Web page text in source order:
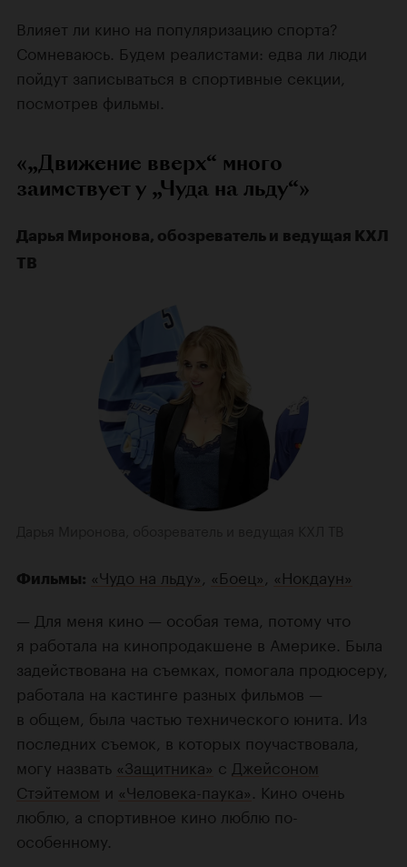
Влияет ли кино на популяризацию спорта?
Сомневаюсь. Будем реалистами: едва ли люди
пойдут записываться в спортивные секции,
посмотрев фильмы.
«„Движение вверх“ много
заимствует у „Чуда на льду“»
Дарья Миронова, обозреватель и ведущая КХЛ
ТВ
Фильмы: «Чудо на льду», «Боец», «Нокдаун»
— Для меня кино — особая тема, потому что
я работала на кинопродакшене в Америке. Была
задействована на съемках, помогала продюсеру,
работала на кастинге разных фильмов —
в общем, была частью технического юнита. Из
последних съемок, в которых поучаствовала,
могу назвать «Защитника» с Джейсоном
Стэйтемом и «Человека-паука». Кино очень
люблю, а спортивное кино люблю по-
особенному.